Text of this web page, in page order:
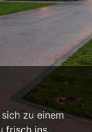
zu einem